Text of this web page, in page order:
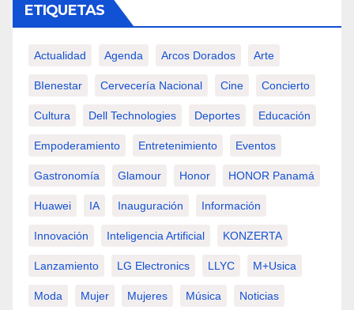
ETIQUETAS
Actualidad Agenda Arcos Dorados Arte
BIenestar Cervecería Nacional Cine Concierto
Cultura Dell Technologies Deportes Educación
Empoderamiento Entretenimiento Eventos
Gastronomía Glamour Honor HONOR Panamá
Huawei IA Inauguración Información
Innovación Inteligencia Artificial KONZERTA
Lanzamiento LG Electronics LLYC M+usica
Moda Mujer Mujeres Música Noticias